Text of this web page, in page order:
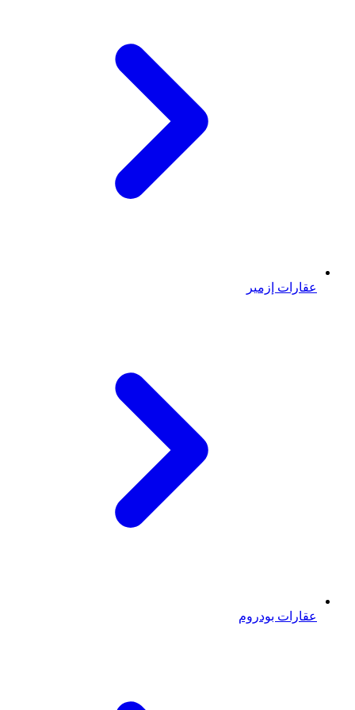
عقارات إزمير
عقارات بودروم